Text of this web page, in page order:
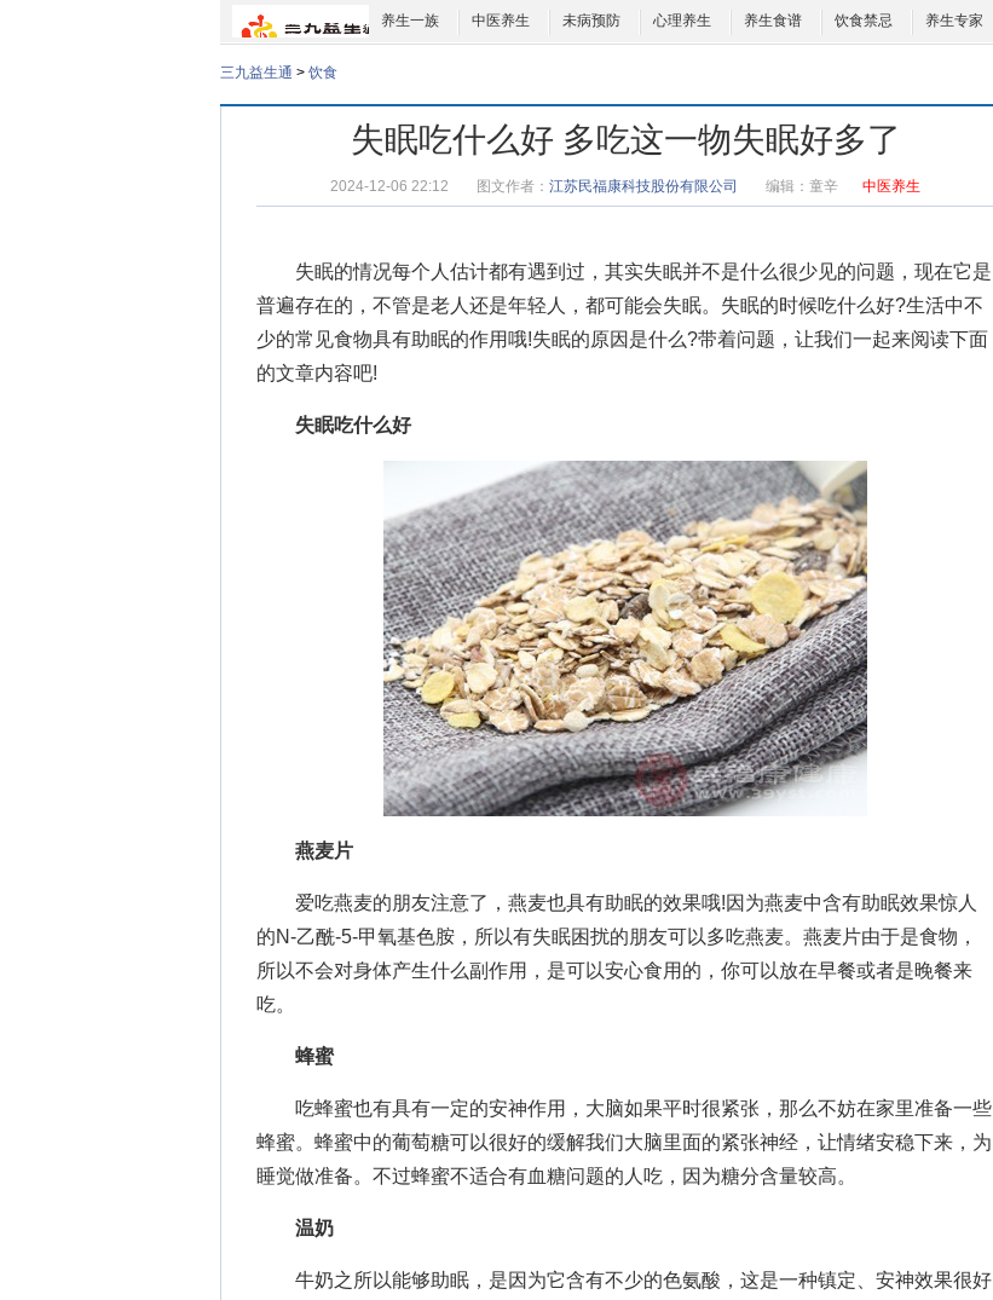
养生一族 中医养生 未病预防 心理养生 养生食谱 饮食禁忌 养生专家
三九益生通 > 饮食
失眠吃什么好 多吃这一物失眠好多了
2024-12-06 22:12 图文作者： 江苏民福康科技股份有限公司 编辑： 童辛 中医养生
失眠的情况每个人估计都有遇到过，其实失眠并不是什么很少见的问题，现在它是
普遍存在的，不管是老人还是年轻人，都可能会失眠。失眠的时候吃什么好?生活中不
少的常见食物具有助眠的作用哦!失眠的原因 是什么?带着问题，让我们一起来阅读下面
的文章内容吧!
失眠吃什么好
燕麦片
爱吃燕麦的朋友注意了，燕麦也具有助眠的效果哦!因为燕麦中含有助眠效果惊人
的N-乙酰-5-甲氧基色胺，所以有失眠困扰的朋友可以多吃燕麦。燕麦片由于是食物，
所以不会对身体产生什么副作用，是可以安心食用的，你可以放在早餐或者是晚餐来
吃。
蜂蜜
吃蜂蜜也有具有一定的安神作用，大脑如果平时很紧张，那么不妨在家里准备一些
蜂蜜。蜂蜜中的葡萄糖可以很好的缓解我们大脑里面的紧张神经，让情绪安稳下来，为
睡觉做准备。不过蜂蜜不适合有血糖问题的人吃，因为糖分含量较高。
温奶
牛奶之所以能够助眠，是因为它含有不少的色氨酸，这是一种镇定、安神效果很好